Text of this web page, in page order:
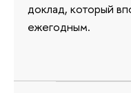
доклад, который
ежегодным.